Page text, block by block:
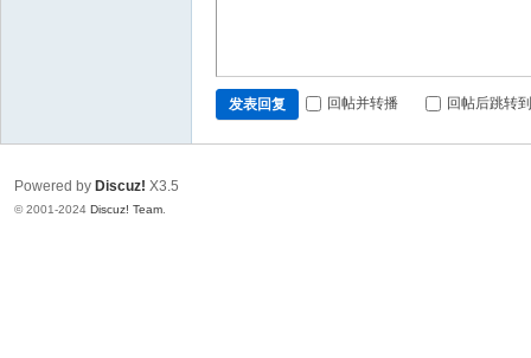
发表回复 回帖并转播 回帖后跳转
Powered by Discuz! X3.5
© 2001-2024 Discuz! Team